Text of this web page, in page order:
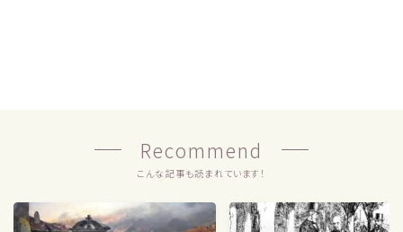
Recommend
こんな記事も読まれています！